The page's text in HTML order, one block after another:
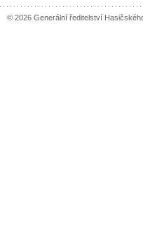
© 2026 Generální ředitelství